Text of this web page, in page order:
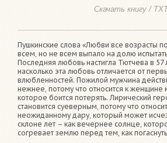
Скачать книгу /
Пушкинские слова «Любви все возрасты
всем, но не всем выпало на долю
Последняя любовь настигла Тютчева в 57
насколько эта любовь отличается от
влюбленностей. Пожилой мужчина
нежнее, потому что относится к женщине
которое боится потерять. Лирический
становится суеверным, потому что
неожиданному дару, который может
склоне лет – как вечернее солнце,
согревает землю перед тем, как